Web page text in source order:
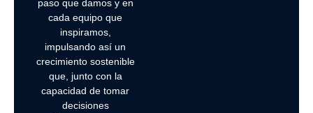
paso que damos y en
cada equipo que
inspiramos,
impulsando así un
crecimiento sostenible
que, junto con la
capacidad de tomar
decisiones